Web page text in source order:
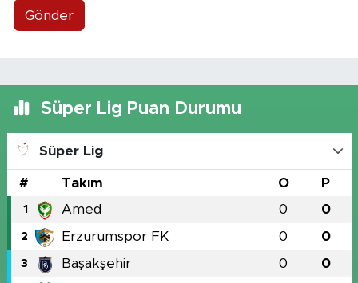
Gönder
Süper Lig Puan Durumu
Süper Lig
# Takım O P
1 Amed 0 0
2 Erzurumspor FK 0 0
3 Başakşehir 0 0